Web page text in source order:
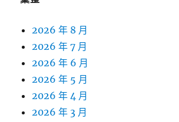
2026 年 8 月
2026 年 7 月
2026 年 6 月
2026 年 5 月
2026 年 4 月
2026 年 3 月